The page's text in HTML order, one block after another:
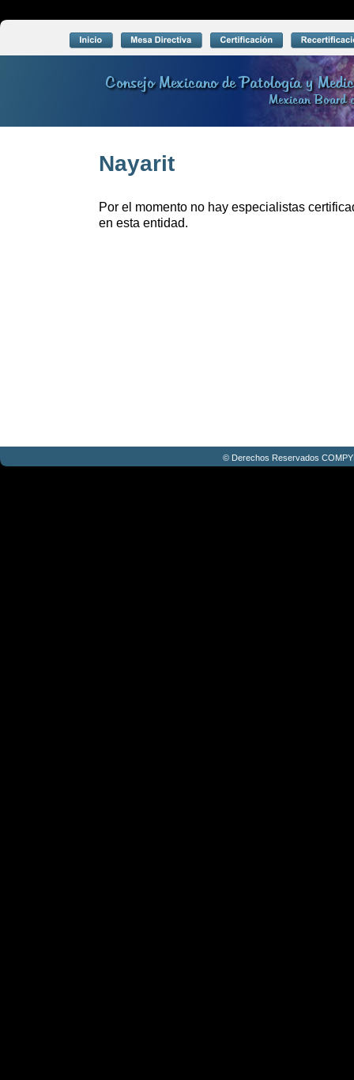
© Derechos Reservados
Consejo Mexicano de Patología y
Mexican Board
Nayarit
Por el momento no hay especialistas
en esta entidad.